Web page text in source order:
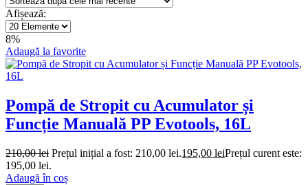
Afișează:
8%
Adaugă la favorite
Pompă de Stropit cu Acumulator și
Funcție Manuală PP Evotools, 16L
210,00lei Prețul inițial a fost: 210,00 lei.195,00 leiPrețul curent este:
195,00 lei.
Adaugă în coș